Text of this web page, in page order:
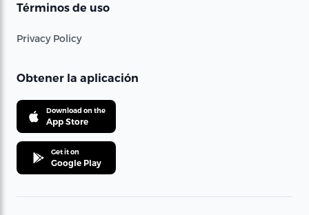
Términos de uso
Privacy Policy
Obtener la aplicación
Download on the
App Store
Get it on
Google Play